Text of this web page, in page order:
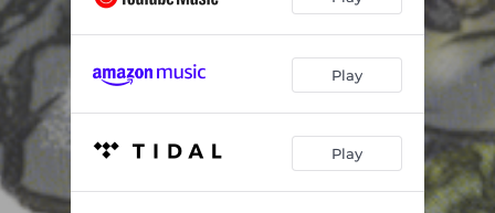
Play
Play